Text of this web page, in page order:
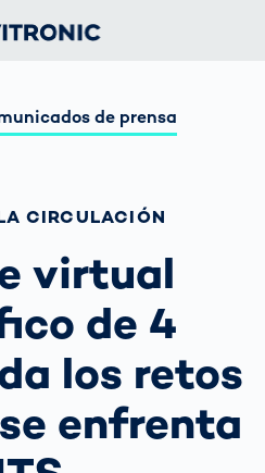
de prensa
CIRCULACIÓN
virtual
de 4
los retos
enfrenta